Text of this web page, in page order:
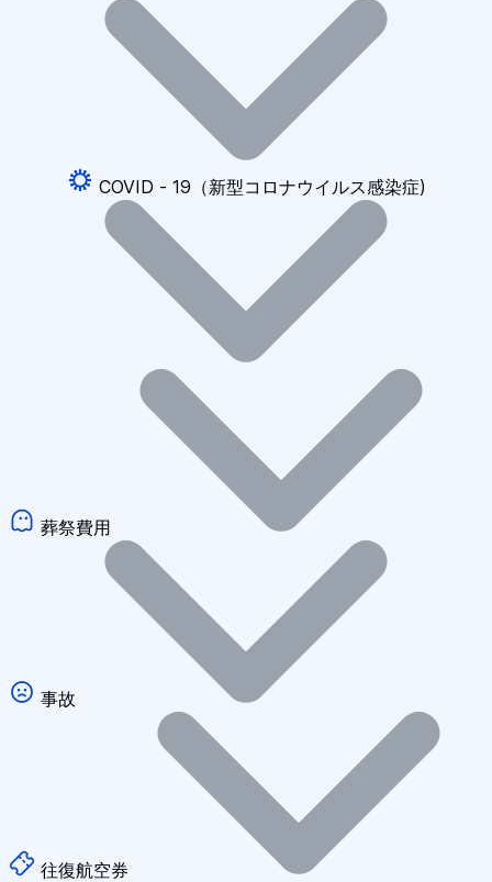
COVID - 19（新型コロナウイルス感染症)
葬祭費用
事故
往復航空券